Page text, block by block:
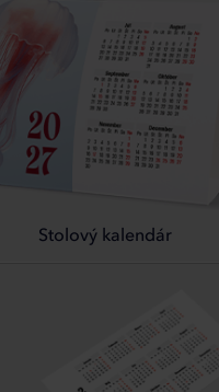
Stolový kalendár